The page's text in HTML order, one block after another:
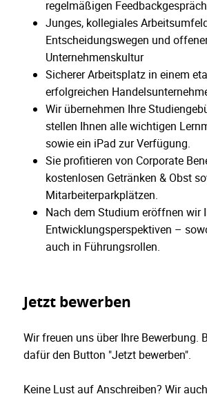
regelmäßigen
Junges, kollegiales
Entscheidungswegen und
Unternehmenskultur
Sicherer Arbeitsplatz in einem
erfolgreichen
Wir übernehmen Ihre
stellen Ihnen alle wichtigen
sowie ein iPad zur Verfügung.
Sie profitieren von Corporate
kostenlosen Getränken & Obst
Mitarbeiterparkplätzen.
Nach dem Studium eröffnen wir
Entwicklungsperspektiven –
auch in Führungsrollen.
Jetzt bewerben
Wir freuen uns über Ihre Bewerbung.
dafür den Button "Jetzt bewerben".
Keine Lust auf Anschreiben? Wir